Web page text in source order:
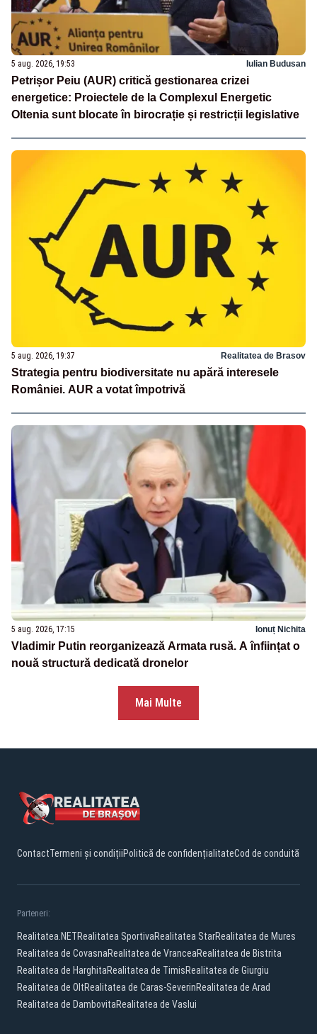
5 aug. 2026, 19:53 Iulian Budusan
Petrișor Peiu (AUR) critică gestionarea crizei
energetice: Proiectele de la Complexul Energetic
Oltenia sunt blocate în birocrație și restricții legislative
5 aug. 2026, 19:37 Realitatea de Brasov
Strategia pentru biodiversitate nu apără interesele
României. AUR a votat împotrivă
5 aug. 2026, 17:15 Ionuț Nichita
Vladimir Putin reorganizează Armata rusă. A înființat o
nouă structură dedicată dronelor
Mai Multe
ContactTermeni și condițiiPolitică de confidențialitateCod de conduită
Parteneri:
Realitatea.NETRealitatea SportivaRealitatea StarRealitatea de Mures
Realitatea de CovasnaRealitatea de VranceaRealitatea de Bistrita
Realitatea de HarghitaRealitatea de TimisRealitatea de Giurgiu
Realitatea de OltRealitatea de Caras-SeverinRealitatea de Arad
Realitatea de DambovitaRealitatea de Vaslui